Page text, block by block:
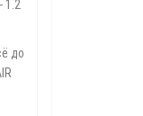
1.2
до